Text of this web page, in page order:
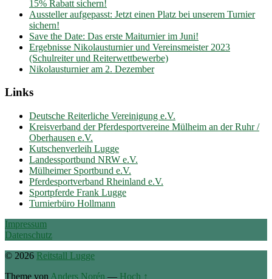
15% Rabatt sichern!
Aussteller aufgepasst: Jetzt einen Platz bei unserem Turnier
sichern!
Save the Date: Das erste Maiturnier im Juni!
Ergebnisse Nikolausturnier und Vereinsmeister 2023
(Schulreiter und Reiterwettbewerbe)
Nikolausturnier am 2. Dezember
Links
Deutsche Reiterliche Vereinigung e.V.
Kreisverband der Pferdesportvereine Mülheim an der Ruhr /
Oberhausen e.V.
Kutschenverleih Lugge
Landessportbund NRW e.V.
Mülheimer Sportbund e.V.
Pferdesportverband Rheinland e.V.
Sportpferde Frank Lugge
Turnierbüro Hollmann
Impressum
Datenschutz
© 2026 Reitstall Lugge
Theme von Anders Norén — Hoch ↑